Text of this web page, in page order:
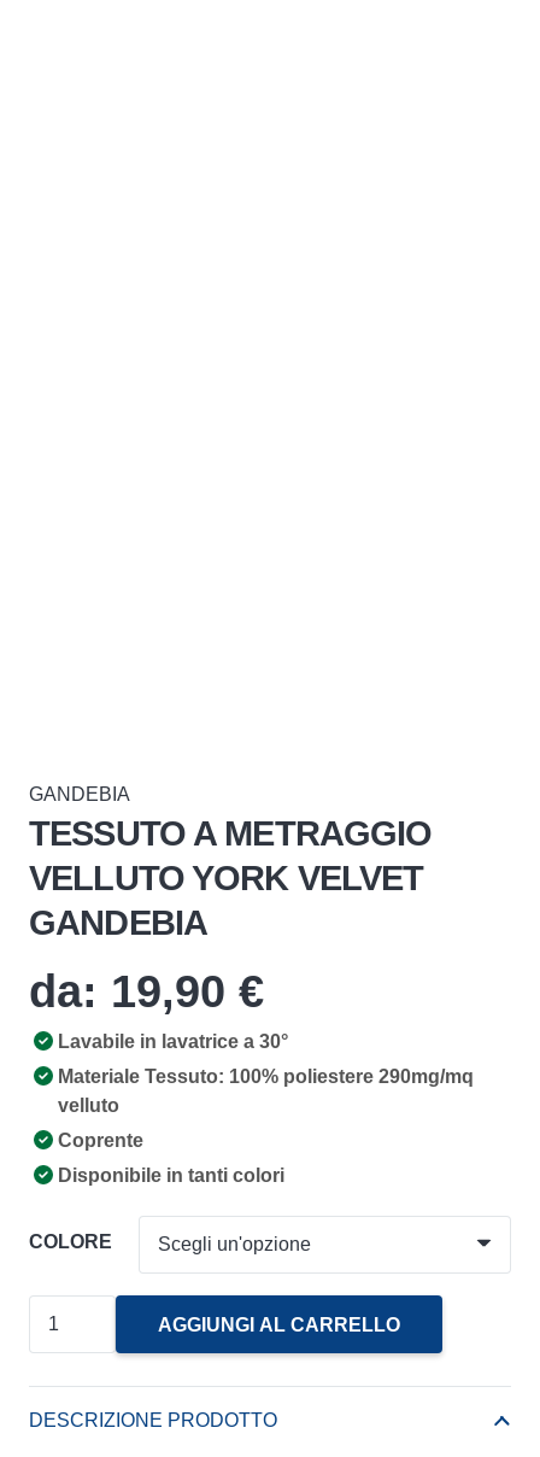
GANDEBIA
TESSUTO A METRAGGIO
VELLUTO YORK VELVET
GANDEBIA
da: 19,90 €
Lavabile in lavatrice a 30°
Materiale Tessuto: 100% poliestere 290mg/mq
velluto
Coprente
Disponibile in tanti colori
COLORE
Velluto
AGGIUNGI AL CARRELLO
DESCRIZIONE PRODOTTO